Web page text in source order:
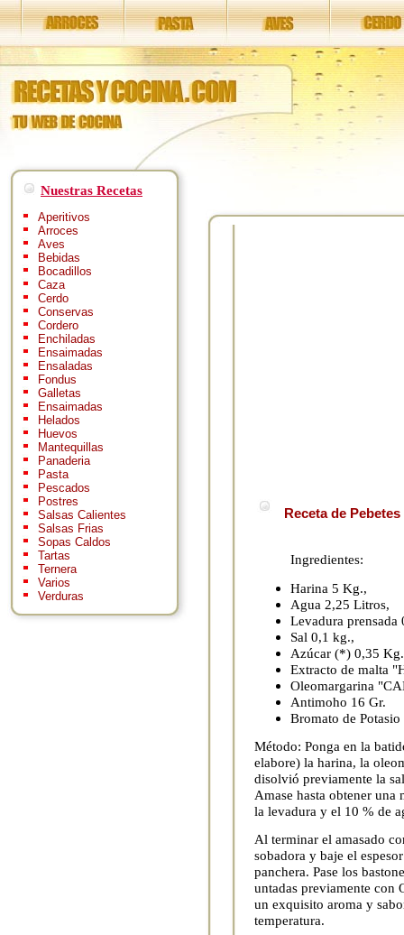
Nuestras Recetas
Aperitivos
Arroces
Aves
Bebidas
Bocadillos
Caza
Cerdo
Conservas
Cordero
Enchiladas
Ensaimadas
Ensaladas
Fondus
Galletas
Ensaimadas
Helados
Huevos
Mantequillas
Panaderia
Pasta
Pescados
Postres
Salsas Calientes
Salsas Frias
Sopas Caldos
Tartas
Ternera
Varios
Verduras
Receta de
Ingredientes:
Harina 5 Kg.,
Agua 2,25 Litros,
Levadura prensada
Sal 0,1 kg.,
Azúcar (*) 0,35
Extracto de malta
Oleomargarina
Antimoho 16 Gr.
Bromato de
Método: Ponga en la
elabore) la harina, la
disolvió previamente la
Amase hasta obtener una
la levadura y el 10 % de
Al terminar el amasado
sobadora y baje el
panchera. Pase los
untadas previamente
un exquisito aroma y
temperatura.